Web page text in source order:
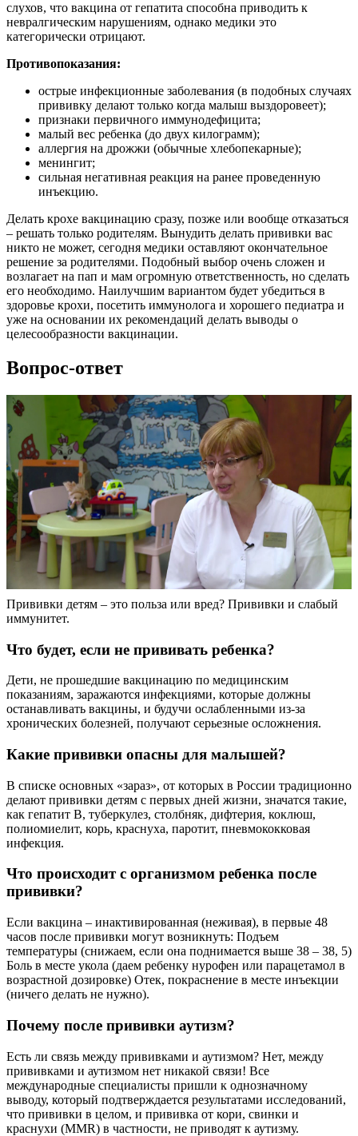
слухов, что вакцина от гепатита способна приводить к
невралгическим нарушениям, однако медики это
категорически отрицают.
Противопоказания:
острые инфекционные заболевания (в подобных случаях
прививку делают только когда малыш выздоровеет);
признаки первичного иммунодефицита;
малый вес ребенка (до двух килограмм);
аллергия на дрожжи (обычные хлебопекарные);
менингит;
сильная негативная реакция на ранее проведенную
инъекцию.
Делать крохе вакцинацию сразу, позже или вообще отказаться
– решать только родителям. Вынудить делать прививки вас
никто не может, сегодня медики оставляют окончательное
решение за родителями. Подобный выбор очень сложен и
возлагает на пап и мам огромную ответственность, но сделать
его необходимо. Наилучшим вариантом будет убедиться в
здоровье крохи, посетить иммунолога и хорошего педиатра и
уже на основании их рекомендаций делать выводы о
целесообразности вакцинации.
Вопрос-ответ
Прививки детям – это польза или вред? Прививки и слабый
иммунитет.
Что будет, если не прививать ребенка?
Дети, не прошедшие вакцинацию по медицинским
показаниям, заражаются инфекциями, которые должны
останавливать вакцины, и будучи ослабленными из-за
хронических болезней, получают серьезные осложнения.
Какие прививки опасны для малышей?
В списке основных «зараз», от которых в России традиционно
делают прививки детям с первых дней жизни, значатся такие,
как гепатит В, туберкулез, столбняк, дифтерия, коклюш,
полиомиелит, корь, краснуха, паротит, пневмококковая
инфекция.
Что происходит с организмом ребенка после
прививки?
Если вакцина – инактивированная (неживая), в первые 48
часов после прививки могут возникнуть: Подъем
температуры (снижаем, если она поднимается выше 38 – 38, 5)
Боль в месте укола (даем ребенку нурофен или парацетамол в
возрастной дозировке) Отек, покраснение в месте инъекции
(ничего делать не нужно).
Почему после прививки аутизм?
Есть ли связь между прививками и аутизмом? Нет, между
прививками и аутизмом нет никакой связи! Все
международные специалисты пришли к однозначному
выводу, который подтверждается результатами исследований,
что прививки в целом, и прививка от кори, свинки и
краснухи (MMR) в частности, не приводят к аутизму.